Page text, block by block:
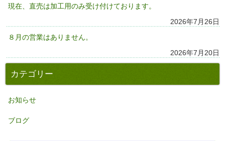
現在、直売は加工用のみ受け付けております。
2026年7月26日
８月の営業はありません。
2026年7月20日
カテゴリー
お知らせ
ブログ